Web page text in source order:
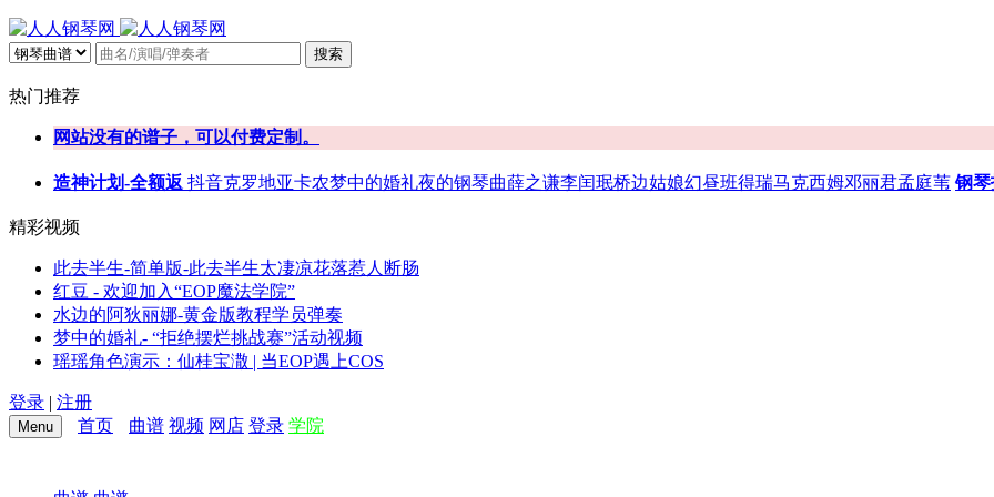
搜索
热门推荐
网站没有的谱子，可以付费定制。
造神计划-全额返 抖音克罗地亚卡农梦中的婚礼夜的钢琴曲薛之谦李闰珉桥边姑娘幻昼班得瑞马克西姆邓丽君孟庭苇 钢
精彩视频
此去半生-简单版-此去半生太凄凉花落惹人断肠
红豆 - 欢迎加入“EOP魔法学院”
水边的阿狄丽娜-黄金版教程学员弹奏
梦中的婚礼- “拒绝摆烂挑战赛”活动视频
瑶瑶角色演示：仙桂宝潵 | 当EOP遇上COS
登录 | 注册
Menu 首页 曲谱 视频 网店 登录 学院